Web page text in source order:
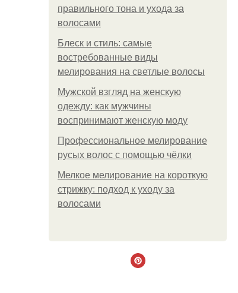
правильного тона и ухода за
волосами
Блеск и стиль: самые
востребованные виды
мелирования на светлые волосы
Мужской взгляд на женскую
одежду: как мужчины
воспринимают женскую моду
Профессиональное мелирование
русых волос с помощью чёлки
Мелкое мелирование на короткую
стрижку: подход к уходу за
волосами